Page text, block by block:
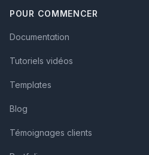
POUR COMMENCER
Documentation
Tutoriels vidéos
Templates
Blog
Témoignages clients